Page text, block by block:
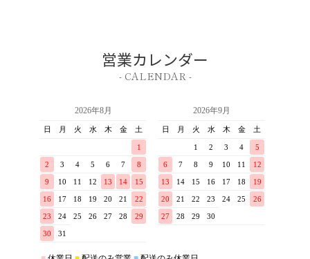
営業カレンダー
- CALENDAR -